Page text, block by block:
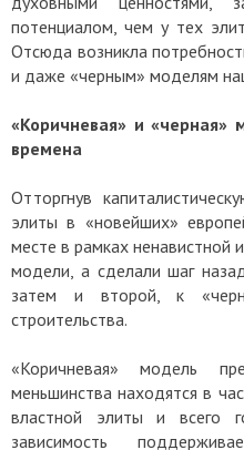
потенциалом, чем у тех
Отсюда возникла
и даже «черным» моделям
«Коричневая» и «черная»
времена
Отторгнув
элиты в «новейших»
месте в рамках ненавистной
модели, а сделали шаг
затем и второй, к
строительства.
«Коричневая» модель
меньшинства находятся в
властной элиты и всего
зависимость